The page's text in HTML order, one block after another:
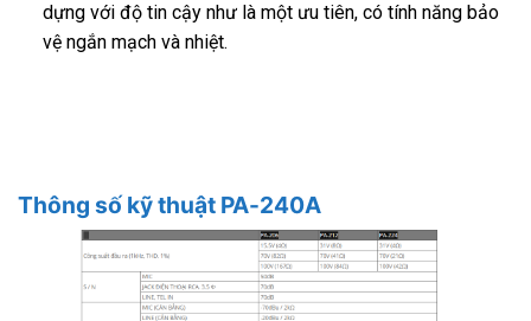
dựng với độ tin cậy như là một ưu tiên, có tính năng bảo
vệ ngắn mạch và nhiệt.
Thông số kỹ thuật PA-240A